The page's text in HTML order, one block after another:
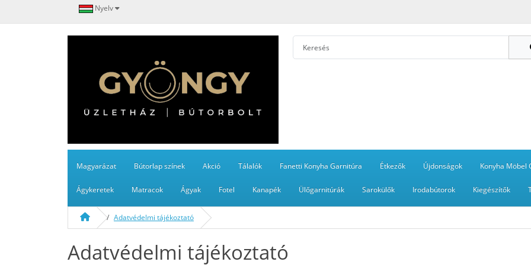
Nyelv
Magyarázat Bútorlap színek Akció Tálalók Fanetti Konyha Garnitúra Étkezők Újdonságok Konyha Möbel
Ágykeretek Matracok Ágyak Fotel Kanapék Ülőgarnitúrák Sarokülők Irodabútorok Kiegészítők
Adatvédelmi tájékoztató
Adatvédelmi tájékoztató